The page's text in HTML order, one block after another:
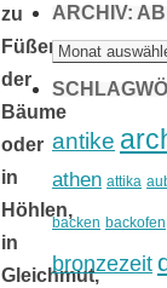
zu
Füßen
der
Bäume
oder
in
Höhlen,
in
Gleichmut,
ARCHIV:
ARCHIV:
AB
2014
antike
athen attika
backen backofen
bronzezeit